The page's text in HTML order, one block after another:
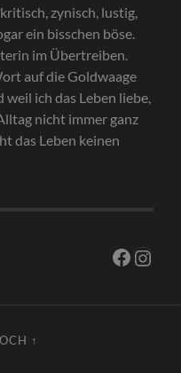
zynisch, lustig,
ein bisschen böse.
im Übertreiben.
auf die Goldwaage
weil ich das Leben liebe,
nicht immer ganz
das Leben keinen
↑